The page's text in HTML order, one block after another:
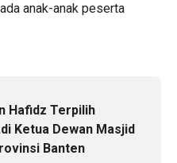
anak-anak peserta
Hafidz Terpilih
Ketua Dewan Masjid
Banten